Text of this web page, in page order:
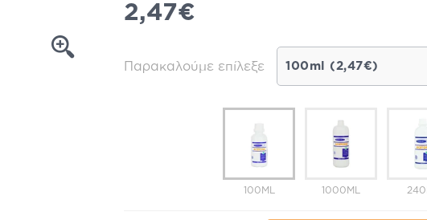
2,47€
Παρακαλούμε επίλεξε 100ml (2,47€)
100ML 1000ML